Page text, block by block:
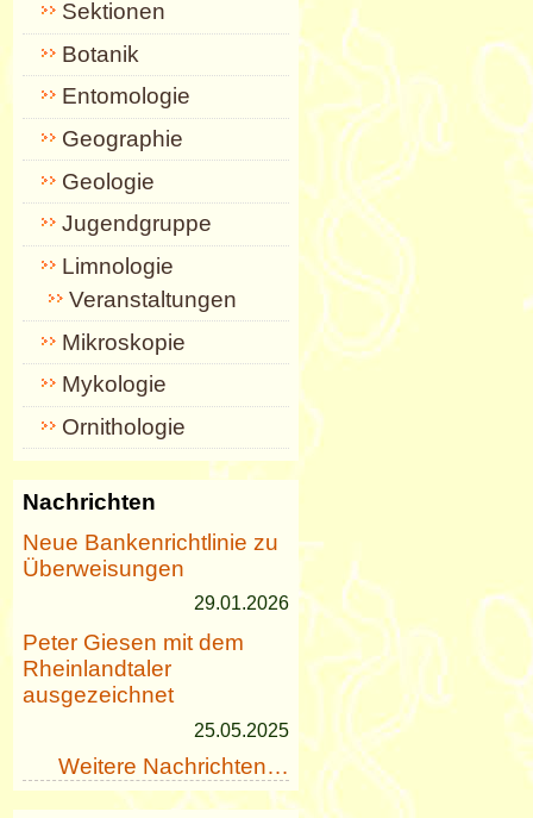
Sektionen
Botanik
Entomologie
Geographie
Geologie
Jugendgruppe
Limnologie
Veranstaltungen
Mikroskopie
Mykologie
Ornithologie
Nachrichten
Neue Bankenrichtlinie zu
Überweisungen
29.01.2026
Peter Giesen mit dem
Rheinlandtaler
ausgezeichnet
25.05.2025
Weitere Nachrichten…